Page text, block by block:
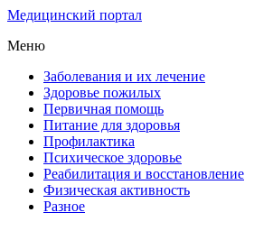
Медицинский портал
Меню
Заболевания и их лечение
Здоровье пожилых
Первичная помощь
Питание для здоровья
Профилактика
Психическое здоровье
Реабилитация и восстановление
Физическая активность
Разное